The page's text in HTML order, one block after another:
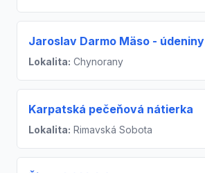
Jaroslav Darmo Mäso - údeniny
Lokalita: Chynorany
Karpatská pečeňová nátierka
Lokalita: Rimavská Sobota